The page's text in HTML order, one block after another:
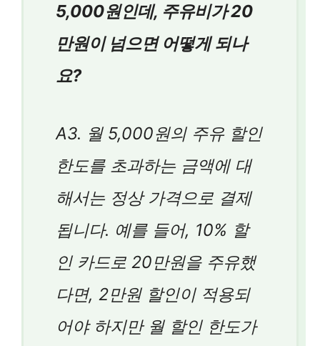
5,000원인데, 주유비가 20
만원이 넘으면 어떻게 되나
요?
A3. 월 5,000원의 주유 할인
한도를 초과하는 금액에 대
해서는 정상 가격으로 결제
됩니다. 예를 들어, 10% 할
인 카드로 20만원을 주유했
다면, 2만원 할인이 적용되
어야 하지만 월 할인 한도가